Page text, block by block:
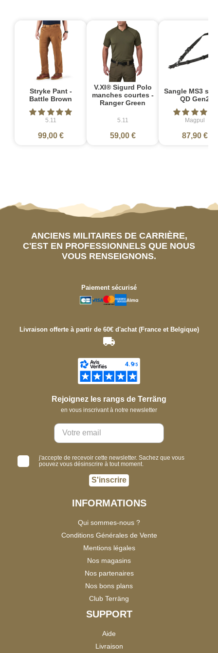
Stryke Pant -
Battle Brown
5.11
99,00 €
V.XI® Sigurd Polo
manches courtes -
Ranger Green
5.11
59,00 €
Sangle MS3
QD Gen2
Magpul
87,90 €
ANCIENS MILITAIRES DE CARRIÈRE,
C'EST EN PROFESSIONNELS QUE NOUS
VOUS RENSEIGNONS.
Paiement sécurisé
Livraison offerte à partir de 60€ d'achat (France et Belgique)
Rejoignez les rangs de Terräng
en vous inscrivant à notre newsletter
j'accepte de recevoir cette newsletter. Sachez que vous
pouvez vous désinscrire à tout moment.
S'inscrire
INFORMATIONS
Qui sommes-nous ?
Conditions Générales de Vente
Mentions légales
Nos magasins
Nos partenaires
Nos bons plans
Club Terräng
SUPPORT
Aide
Livraison